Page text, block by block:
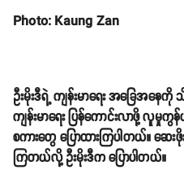
Photo: Kaung Zan
ဦးမိုးဒီရဲ့ ကျန်းမာရေး အခြေအ
ကျန်းမာရေး ပြန်ကောင်းလာဖို့ လူမှု
စကားတွေ ပြောထားကြပါတယ်။ ဆေ
ကြတယ်လို့ ဦးမိုးဒီက ပြောပါတယ်။